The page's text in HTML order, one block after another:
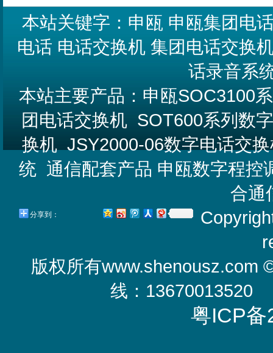
本站关键字： 申瓯 申瓯集团电
电话 电话交换机 集团电话交换
话录音系
本站主要产品： 申瓯SOC3100
团电话交换机 SOT600系列数
换机 JSY2000-06数字电话交
统 通信配套产品 申瓯数字程控
合通
分享到：
版权所有www.shenousz.com
线：13670013520
粤ICP备